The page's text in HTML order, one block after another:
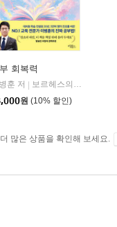
회복력
훈 저
보르헤스의서재
원 (10% 할인)
많은 상품을 확인해 보세요.